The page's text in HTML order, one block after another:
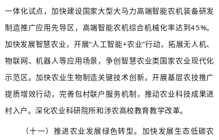
一体化试点，加快建设国家大型大马力高端智能农机装备研发
制造推广应用先导区，高端智能农机综合机械化率达到45%。
加快发展智慧农业，开展“人工智能+农业”行动，拓展无人机、
物联网、机器人等应用场景，争创智慧农业类国家农业现代化
示范区。加快农业生物制造关键技术创新。开展基层农技推广
提质增效行动，完善包村联户服务机制，推动农业科技成果进
村入户。深化农业科研院所和涉农高校教育教学改革。
（十一）推进农业发展绿色转型。加快发展生态低碳农